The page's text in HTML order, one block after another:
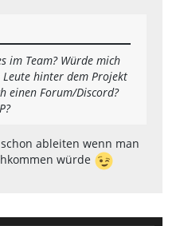
im Team? Würde mich
Leute hinter dem Projekt
einen Forum/Discord?
ableiten wenn man
würde